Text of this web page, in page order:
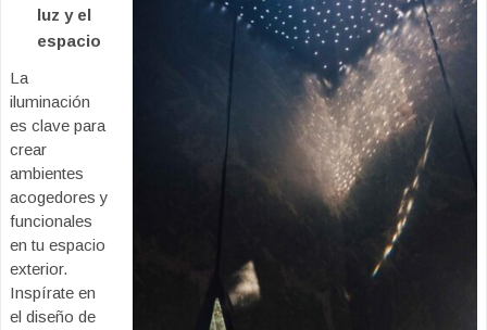
luz y el
espacio
La
iluminación
es clave para
crear
ambientes
acogedores y
funcionales
en tu espacio
exterior.
Inspírate en
el diseño de